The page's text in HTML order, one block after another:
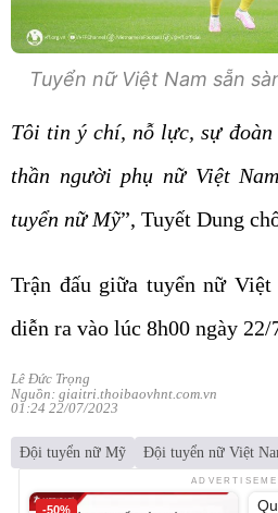
Tuyển nữ Việt Nam sẵn
Tôi tin ý chí, nỗ lực, sự
thần người phụ nữ Việt
tuyển nữ Mỹ”, Tuyết Dung
Trận đấu giữa tuyển nữ
diễn ra vào lúc 8h00 ngày
Lê Đức Trọng
Nguồn: giaitri.thoibaovhnt.com.vn
01:24 22/07/2023
Đội tuyển nữ Mỹ Đội tuyển nữ Việt
-50% -